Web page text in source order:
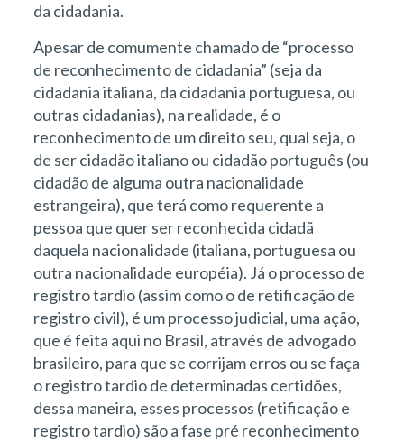
da cidadania.
Apesar de comumente chamado de “processo
de reconhecimento de cidadania” (seja da
cidadania italiana, da cidadania portuguesa, ou
outras cidadanias), na realidade, é o
reconhecimento de um direito seu, qual seja, o
de ser cidadão italiano ou cidadão português (ou
cidadão de alguma outra nacionalidade
estrangeira), que terá como requerente a
pessoa que quer ser reconhecida cidadã
daquela nacionalidade (italiana, portuguesa ou
outra nacionalidade européia). Já o processo de
registro tardio (assim como o de retificação de
registro civil), é um processo judicial, uma ação,
que é feita aqui no Brasil, através de advogado
brasileiro, para que se corrijam erros ou se faça
o registro tardio de determinadas certidões,
dessa maneira, esses processos (retificação e
registro tardio) são a fase pré reconhecimento